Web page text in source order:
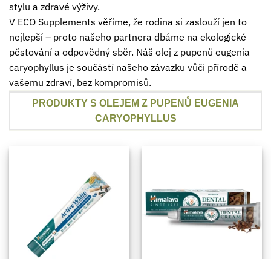
stylu a zdravé výživy.
V ECO Supplements věříme, že rodina si zaslouží jen to
nejlepší – proto našeho partnera dbáme na ekologické
pěstování a odpovědný sběr. Náš olej z pupenů eugenia
caryophyllus je součástí našeho závazku vůči přírodě a
vašemu zdraví, bez kompromisů.
PRODUKTY S OLEJEM Z PUPENŮ EUGENIA
CARYOPHYLLUS